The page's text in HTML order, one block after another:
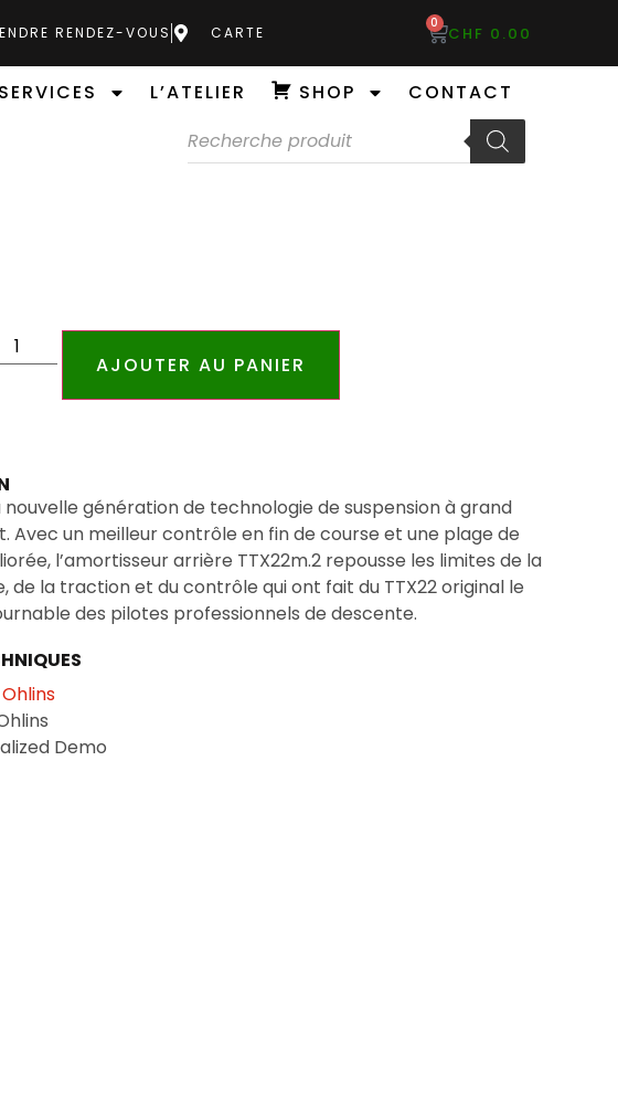
RENDEZ-VOUS CARTE CHF 0.00
0
SERVICES L’ATELIER SHOP CONTACT
AJOUTER AU PANIER
nouvelle génération de technologie de suspension à grand
Avec un meilleur contrôle en fin de course et une plage de
l’amortisseur arrière TTX22m.2 repousse les limites de la
de la traction et du contrôle qui ont fait du TTX22 original le
des pilotes professionnels de descente.
Demo